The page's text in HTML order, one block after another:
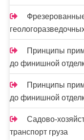
Принципы
до финишной
Принципы
до финишной
Садово-
транспорт груза